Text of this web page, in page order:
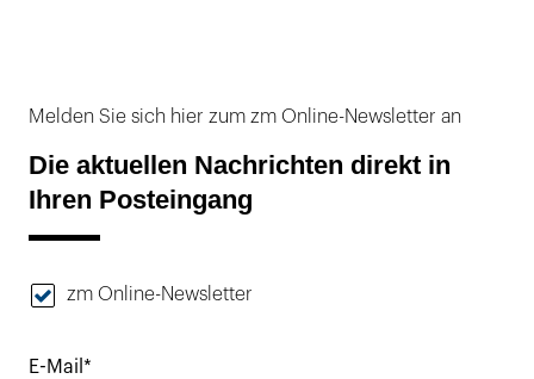
Melden Sie sich hier zum zm Online-Newsletter an
Die aktuellen Nachrichten direkt in
Ihren Posteingang
zm Online-Newsletter
E-Mail*